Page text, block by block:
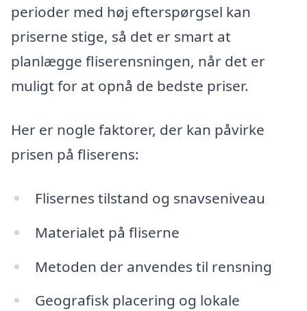
perioder med høj efterspørgsel kan
priserne stige, så det er smart at
planlægge fliserensningen, når det er
muligt for at opnå de bedste priser.
Her er nogle faktorer, der kan påvirke
prisen på fliserens:
Flisernes tilstand og snavseniveau
Materialet på fliserne
Metoden der anvendes til rensning
Geografisk placering og lokale